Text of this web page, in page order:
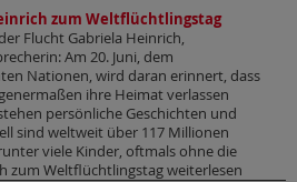
zum Weltflüchtlingstag
Flucht Gabriela Heinrich,
Am 20. Juni, dem
Nationen, wird daran erinnert, dass
ihre Heimat verlassen
persönliche Geschichten und
sind weltweit über 117 Millionen
viele Kinder, oftmals ohne die
zum Weltflüchtlingstag weiterlesen